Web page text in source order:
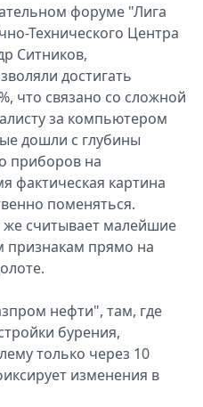
форуме "Лига
Технического Центра
Ситников,
достигать
что связано со сложной
за компьютером
дошли с глубины
приборов на
фактическая картина
поменяться.
же считывает малейшие
признакам прямо на
нефти", там, где
бурения,
только через 10
изменения в